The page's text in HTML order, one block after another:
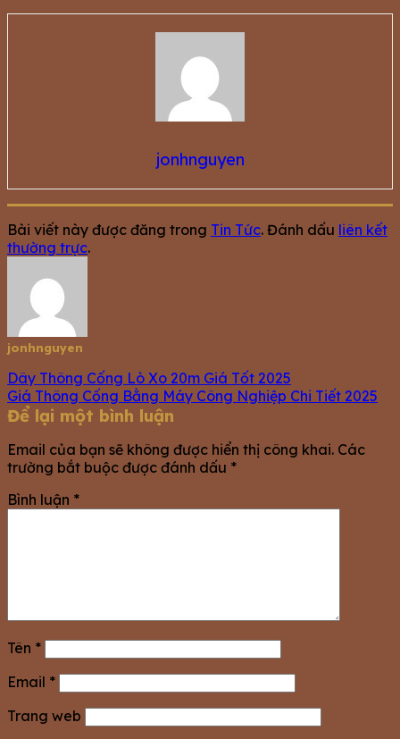
jonhnguyen
Bài viết này được đăng trong Tin Tức. Đánh dấu liên kết
thường trực.
jonhnguyen
Dây Thông Cống Lò Xo 20m Giá Tốt 2025
Giá Thông Cống Bằng Máy Công Nghiệp Chi Tiết 2025
Để lại một bình luận
Email của bạn sẽ không được hiển thị công khai. Các
trường bắt buộc được đánh dấu *
Bình luận *
Tên *
Email *
Trang web